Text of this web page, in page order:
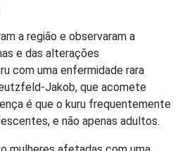
a região e observaram a
e das alterações
com uma enfermidade rara
Jakob, que acomete
é que o kuru frequentemente
e não apenas adultos.